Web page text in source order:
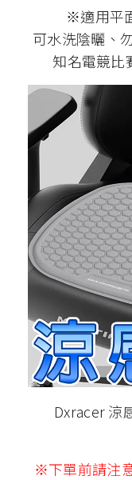
※適用平
可水洗陰曬、
知名電競比
Dxracer 涼
※下單前請注